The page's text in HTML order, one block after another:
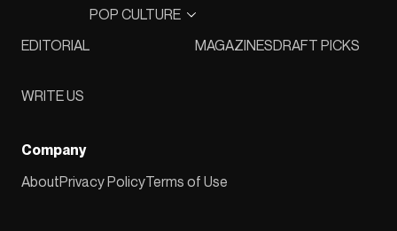
EDITORIAL
POP CULTURE
MAGAZINESDRAFT PICKS
WRITE US
Company
AboutPrivacy PolicyTerms of Use